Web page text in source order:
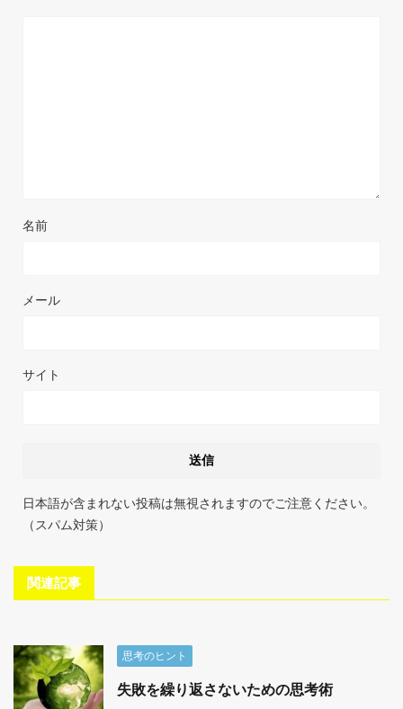
名前
メール
サイト
日本語が含まれない投稿は無視されますのでご注意ください。
（スパム対策）
関連記事
思考のヒント
失敗を繰り返さないための思考術